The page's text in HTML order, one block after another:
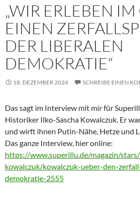
„WIR ERLEBEN IM
EINEN
DER LIBERALEN
DEMOKRATIE“
18. DEZEMBER 2024 SCHREIBE EINEN
Das sagt im Interview mit mir für
Historiker Ilko-Sascha Kowalczuk. Er
und wirft ihnen Putin-Nähe, Hetze und
Das ganze Interview, hier online:
https://www.superillu.de/magazin/
kowalczuk/kowalczuk-ueber-den-
demokratie-2555